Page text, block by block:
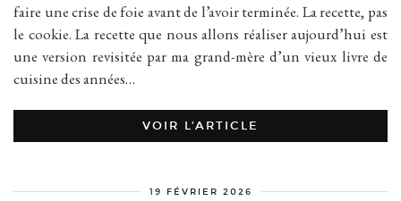
faire une crise de foie avant de l’avoir terminée. La recette, pas
le cookie. La recette que nous allons réaliser aujourd’hui est
une version revisitée par ma grand-mère d’un vieux livre de
cuisine des années…
VOIR L’ARTICLE
19 FÉVRIER 2026